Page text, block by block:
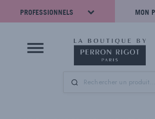
PROFESSIONNELS MON